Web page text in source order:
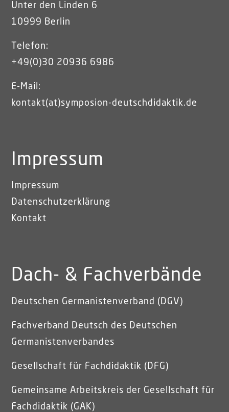
Unter den Linden 6
10999 Berlin
Telefon:
+49(0)30 20936 6986
E-Mail:
kontakt(at)symposion-deutschdidaktik.de
Impressum
Impressum
Datenschutzerklärung
Kontakt
Dach- & Fachverbände
Deutschen Germanistenverband (DGV)
Fachverband Deutsch des Deutschen
Germanistenverbandes
Gesellschaft für Fachdidaktik (DFG)
Gemeinsame Arbeitskreis der Gesellschaft für
Fachdidaktik (GAK)